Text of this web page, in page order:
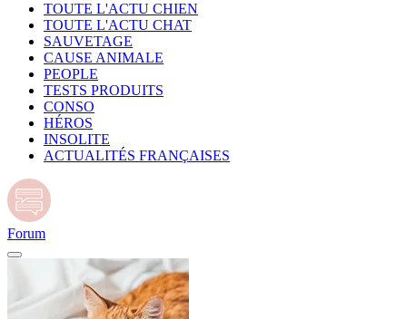
TOUTE L'ACTU CHIEN
TOUTE L'ACTU CHAT
SAUVETAGE
CAUSE ANIMALE
PEOPLE
TESTS PRODUITS
CONSO
HÉROS
INSOLITE
ACTUALITÉS FRANÇAISES
Forum